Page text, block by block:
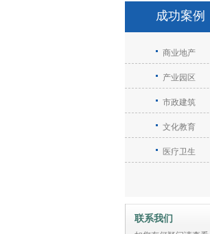
成功案例
商业地产
产业园区
市政建筑
文化教育
医疗卫生
联系我们